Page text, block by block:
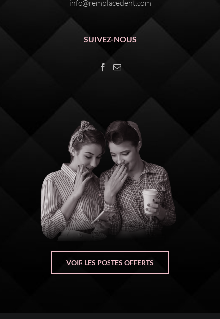
info@remplacedent.com
SUIVEZ-NOUS
VOIR LES POSTES OFFERTS